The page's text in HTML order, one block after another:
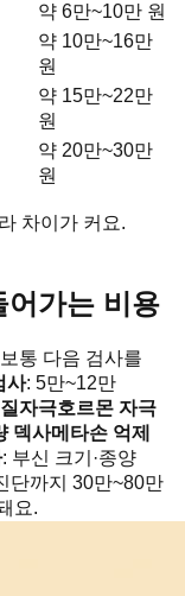
약 6만~10만 원
약 10만~16만
원
약 15만~22만
원
약 20만~30만
원
차이가 커요.
어가는 비용
통 다음 검사를
사: 5만~12만
자극호르몬 자극
덱사메타손 억제
: 부신 크기·종양
단까지 30만~80만
요.